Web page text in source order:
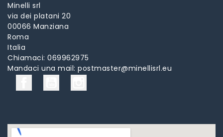
Minelli srl
via dei platani 20
00066 Manziana
Roma
Italia
Chiamaci: 069962975
Mandaci una mail: postmaster@minellisrl.eu